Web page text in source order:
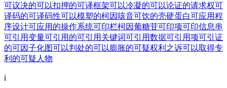
可议决的可以扣押的可译框架可以冷凝的可以论证的请求权可
译码的可译码性可以模塑的柯因 咳音可饮的壳硬蛋白可应用程
序设计可应用的操作系统可印栏柯因葡糖苷可印项可印信息串
可引用变量可引用的可引用关键词可引用数据可引用项可引证
的可因子化图可以判处的可以膨胀的可疑权利之诉可以取得专
利的可疑人物
ℹ️